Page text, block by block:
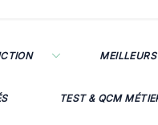
TEST & QCM